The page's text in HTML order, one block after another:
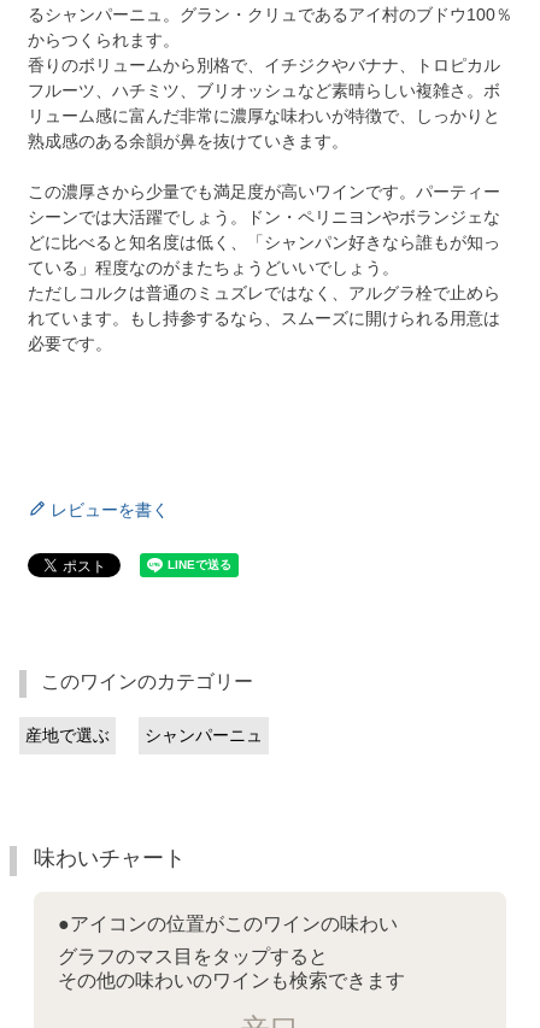
るシャンパーニュ。グラン・クリュであるアイ村のブドウ100％
からつくられます。
香りのボリュームから別格で、イチジクやバナナ、トロピカル
フルーツ、ハチミツ、ブリオッシュなど素晴らしい複雑さ。ボ
リューム感に富んだ非常に濃厚な味わいが特徴で、しっかりと
熟成感のある余韻が鼻を抜けていきます。
この濃厚さから少量でも満足度が高いワインです。パーティー
シーンでは大活躍でしょう。ドン・ペリニヨンやボランジェな
どに比べると知名度は低く、「シャンパン好きなら誰もが知っ
ている」程度なのがまたちょうどいいでしょう。
ただしコルクは普通のミュズレではなく、アルグラ栓で止めら
れています。もし持参するなら、スムーズに開けられる用意は
必要です。
レビューを書く
このワインのカテゴリー
産地で選ぶ シャンパーニュ
味わいチャート
●アイコンの位置がこのワインの味わい
グラフのマス目をタップすると
その他の味わいのワインも検索できます